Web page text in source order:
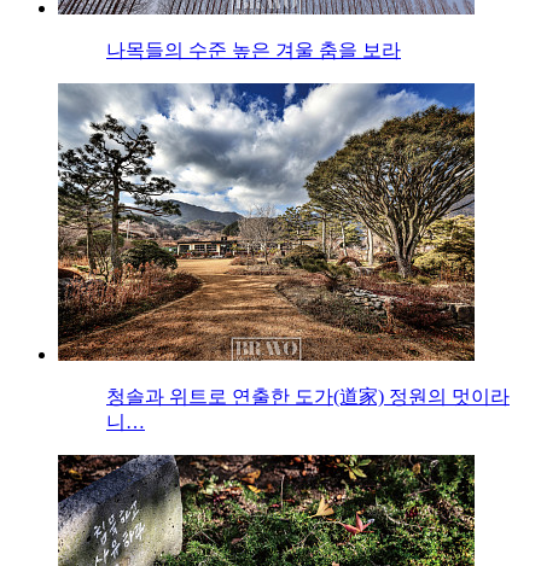
나목들의 수준 높은 겨울 춤을 보라
청솔과 위트로 연출한 도가(道家) 정원의 멋이라
니…